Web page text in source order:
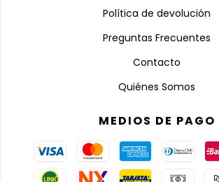
Política de devolución
Preguntas Frecuentes
Contacto
Quiénes Somos
MEDIOS DE PAGO